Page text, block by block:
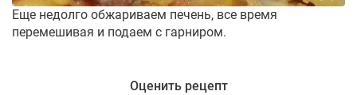
Еще недолго обжариваем печень, все время
перемешивая и подаем с гарниром.
Оценить рецепт